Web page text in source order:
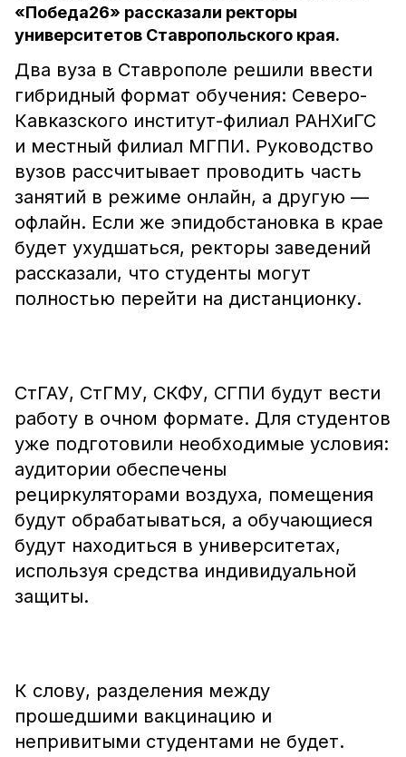
«Победа26» рассказали ректоры
университетов Ставропольского края.
Два вуза в Ставрополе решили ввести
гибридный формат обучения: Северо-
Кавказского институт-филиал РАНХиГС
и местный филиал МГПИ. Руководство
вузов рассчитывает проводить часть
занятий в режиме онлайн, а другую —
офлайн. Если же эпидобстановка в крае
будет ухудшаться, ректоры заведений
рассказали, что студенты могут
полностью перейти на дистанционку.
СтГАУ, СтГМУ, СКФУ, СГПИ будут вести
работу в очном формате. Для студентов
уже подготовили необходимые условия:
аудитории обеспечены
рециркуляторами воздуха, помещения
будут обрабатываться, а обучающиеся
будут находиться в университетах,
используя средства индивидуальной
защиты.
К слову, разделения между
прошедшими вакцинацию и
непривитыми студентами не будет.